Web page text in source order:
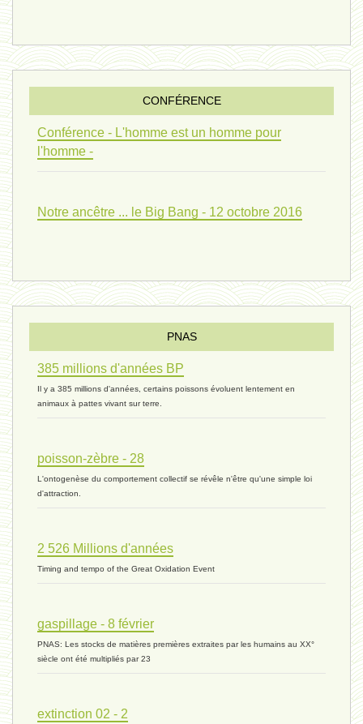
penser 01 - 9 février 2024 *
univers 09 V4 - 26 janvier 2024 *
monogamie 03 - 21 novembre 2023 *
évolution 06 - 9 novembre 2023 *
vivant 07 - 22 octobre 2023 *
vivant 06 - 19 octobre 2023 *
CONFÉRENCE
Conférence - L'homme est un homme pour
l'homme -
Notre ancêtre ... le Big Bang - 12 octobre 2016
PNAS
385 millions d'années BP
Il y a 385 millions d'années, certains poissons évoluent lentement en
animaux à pattes vivant sur terre.
poisson-zèbre - 28
L'ontogenèse du comportement collectif se révêle n'être qu'une simple loi
d'attraction.
2 526 Millions d'années
Timing and tempo of the Great Oxidation Event
gaspillage - 8 février
PNAS: Les stocks de matières premières extraites par les humains au XX°
siècle ont été multipliés par 23
extinction 02 - 2